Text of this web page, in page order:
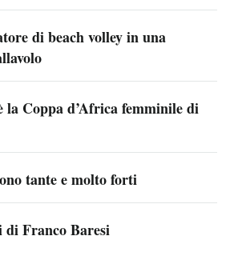
di beach volley in una
la Coppa d’Africa femminile di
tante e molto forti
Franco Baresi